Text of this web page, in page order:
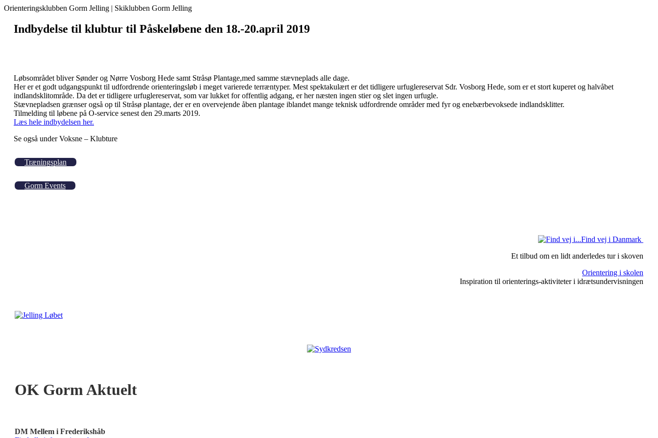
Orienteringsklubben Gorm Jelling | Skiklubben Gorm Jelling
Indbydelse til klubtur til Påskeløbene den 18.-20.april 2019
Løbsområdet bliver Sønder og Nørre Vosborg Hede samt Stråsø Plantage,med samme stævneplads alle dage.
Her er et godt udgangspunkt til udfordrende orienteringsløb i meget varierede terræntyper. Mest spektakulært er det tidligere urfuglereservat Sdr. Vosborg Hede, som er et stort kuperet og halvåbet
indlandsklitområde. Da det er tidligere urfuglereservat, som var lukket for offentlig adgang, er her næsten ingen stier og slet ingen urfugle.
Stævnepladsen grænser også op til Stråsø plantage, der er en overvejende åben plantage iblandet mange teknisk udfordrende områder med fyr og enebærbevoksede indlandsklitter.
Tilmelding til løbene på O-service senest den 29.marts 2019.
Læs hele indbydelsen her.
Se også under Voksne – Klubture
Træningsplan
Gorm Events
Find vej i Danmark
Et tilbud om en lidt anderledes tur i skoven
Orientering i skolen
Inspiration til orienterings-aktiviteter i idrætsundervisningen
OK Gorm Aktuelt
DM Mellem i Frederikshåb